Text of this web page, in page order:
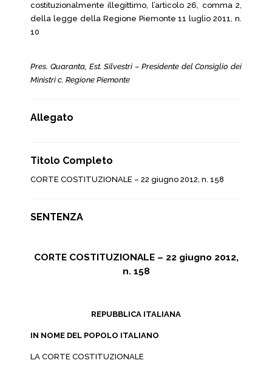
costituzionalmente illegittimo, l’articolo 26, comma 2,
della legge della Regione Piemonte 11 luglio 2011, n.
10
Pres. Quaranta, Est. Silvestri – Presidente del Consiglio dei
Ministri c. Regione Piemonte
Allegato
Titolo Completo
CORTE COSTITUZIONALE – 22 giugno 2012, n. 158
SENTENZA
CORTE COSTITUZIONALE – 22 giugno 2012,
n. 158
REPUBBLICA ITALIANA
IN NOME DEL POPOLO ITALIANO
LA CORTE COSTITUZIONALE